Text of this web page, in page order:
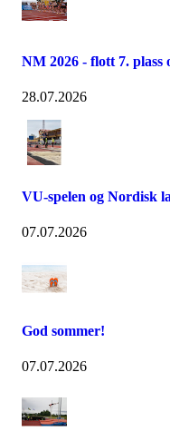
NM 2026 - flott 7. plass
28.07.2026
VU-spelen og Nordisk
07.07.2026
God sommer!
07.07.2026